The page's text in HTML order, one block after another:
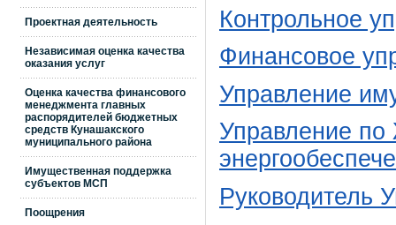
Проектная деятельность
Независимая оценка качества
оказания услуг
Оценка качества финансового
менеджмента главных
распорядителей бюджетных
средств Кунашакского
муниципального района
Имущественная поддержка
субъектов МСП
Поощрения
Контрольное
Финансовое
Управление
Управление по
Руководитель